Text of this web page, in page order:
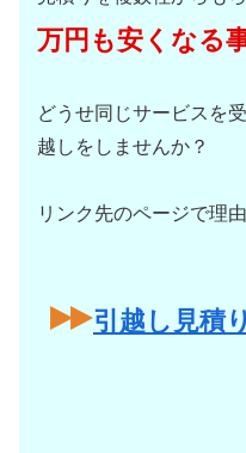
万円も安くなる
どうせ同じサービスを
越しをしませんか？
リンク先のページで理
引越し見積